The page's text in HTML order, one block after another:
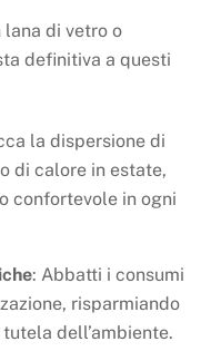
lana di vetro o
definitiva a questi
la dispersione di
di calore in estate,
confortevole in ogni
: Abbatti i consumi
risparmiando
dell’ambiente.